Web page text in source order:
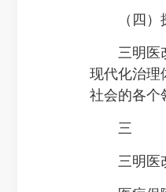
（四）探
三明医改
现代化治理
社会的各个
三
三明医